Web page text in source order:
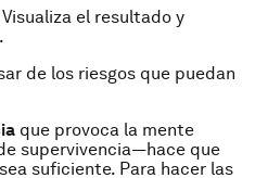
el resultado y
de los riesgos que puedan
que provoca la mente
supervivencia—hace que
suficiente. Para hacer las